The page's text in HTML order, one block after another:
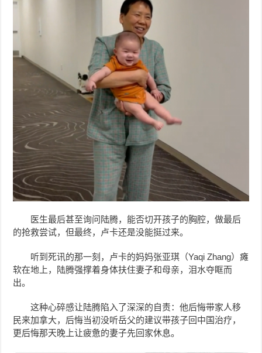
医生最后甚至询问陆腾，能否切开孩子的胸腔，做最后
的抢救尝试，但最终，卢卡还是没能挺过来。
听到死讯的那一刻，卢卡的妈妈张亚琪（Yaqi Zhang）瘫
软在地上，陆腾强撑着身体扶住妻子和母亲，泪水夺眶而
出。
这种心碎感让陆腾陷入了深深的自责：他后悔带家人移
民来加拿大，后悔当初没听岳父的建议带孩子回中国治疗，
更后悔那天晚上让疲惫的妻子先回家休息。